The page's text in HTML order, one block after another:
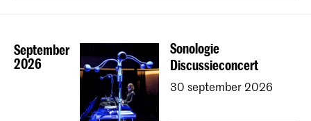
September
2026
Sonologie
Discussieconcert
30 september 2026